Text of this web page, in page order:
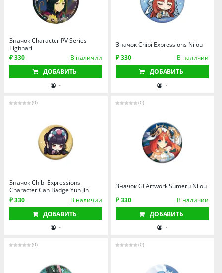
Значок Character PV Series
Tighnari
₽ 330
В наличии
ДОБАВИТЬ
-
Значок Chibi Expressions Nilou
₽ 330
В наличии
ДОБАВИТЬ
-
(0)
Значок Chibi Expressions
Character Can Badge Yun Jin
₽ 330
В наличии
ДОБАВИТЬ
-
(0)
Значок GI Artwork Sumeru Nilou
₽ 330
В наличии
ДОБАВИТЬ
-
(0) (0)